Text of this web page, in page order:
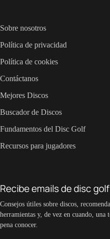
Sobre nosotros
Política de privacidad
Política de cookies
Contáctanos
Mejores Discos
Buscador de Discos
Fundamentos del Disc Golf
Recursos para jugadores
Recibe emails de disc
Consejos útiles sobre discos,
herramientas y, de vez en cuando, una
pena conocer.